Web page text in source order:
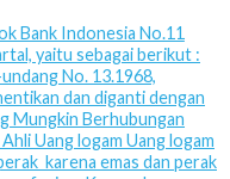
Bank Indonesia No.11
yaitu sebagai berikut :
No. 13.1968,
dan diganti dengan
Mungkin Berhubungan
Uang logam Uang logam
karena emas dan perak